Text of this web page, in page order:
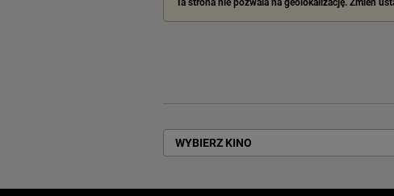
Ta strona nie pozwala na geolokalizację. Zmień
WYBIERZ KINO